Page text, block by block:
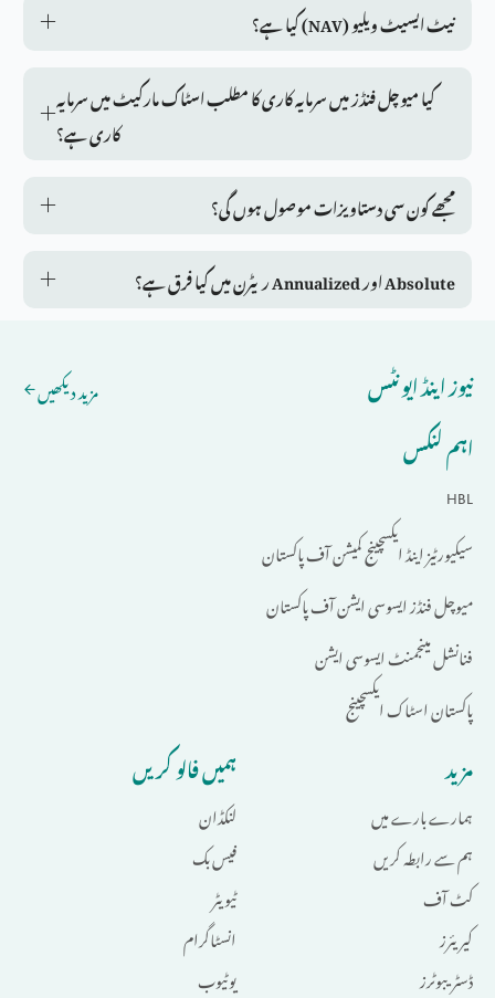
نیٹ ایسیٹ ویلیو (NAV) کیا ہے؟
کیا میوچل فنڈز میں سرمایہ کاری کا مطلب اسٹاک مارکیٹ میں سرمایہ
کاری ہے؟
مجھے کون سی دستاویزات موصول ہوں گی؟
Absolute اور Annualized ریٹرن میں کیا فرق ہے؟
نیوز اینڈ ایونٹس مزید دیکھیں
اہم لنکس
HBL
سیکیورٹیز اینڈ ایکسچینج کمیشن آف پاکستان
میوچل فنڈز ایسوسی ایشن آف پاکستان
فنانشل مینجمنٹ ایسوسی ایشن
پاکستان اسٹاک ایکسچینج
مزید
ہمارے بارے میں
ہم سے رابطہ کریں
کٹ آف
کیریئرز
ڈسٹریبوٹرز
ہمیں فالو کریں
لنکڈان
فیس بک
ٹیویٹر
انسٹاگرام
یوٹیوب